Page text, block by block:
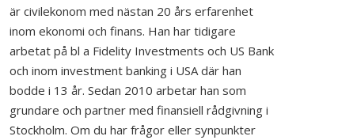
är civilekonom med nästan 20 års erfarenhet
inom ekonomi och finans. Han har tidigare
arbetat på bl a Fidelity Investments och US Bank
och inom investment banking i USA där han
bodde i 13 år. Sedan 2010 arbetar han som
grundare och partner med finansiell rådgivning i
Stockholm. Om du har frågor eller synpunkter